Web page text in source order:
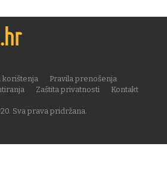
Sva prava pridržana.
korištenja
Pravila prenošenja
Zaštita privatnosti
Kontakt